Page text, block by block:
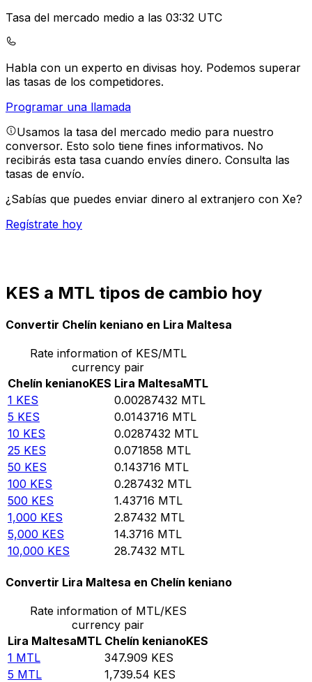
Tasa del mercado medio a las 03:32 UTC
Habla con un experto en divisas hoy. Podemos superar
las tasas de los competidores.
Programar una llamada
Usamos la tasa del mercado medio para nuestro
conversor. Esto solo tiene fines informativos. No
recibirás esta tasa cuando envíes dinero. Consulta las
tasas de envío.
¿Sabías que puedes enviar dinero al extranjero con Xe?
Regístrate hoy
KES a MTL tipos de cambio hoy
Convertir Chelín keniano en Lira Maltesa
Rate information of KES/MTL
currency pair
Chelín kenianoKES Lira MaltesaMTL
1 KES 0.00287432 MTL
5 KES 0.0143716 MTL
10 KES 0.0287432 MTL
25 KES 0.071858 MTL
50 KES 0.143716 MTL
100 KES 0.287432 MTL
500 KES 1.43716 MTL
1,000 KES 2.87432 MTL
5,000 KES 14.3716 MTL
10,000 KES 28.7432 MTL
Convertir Lira Maltesa en Chelín keniano
Rate information of MTL/KES
currency pair
Lira MaltesaMTL Chelín kenianoKES
1 MTL 347.909 KES
5 MTL 1,739.54 KES